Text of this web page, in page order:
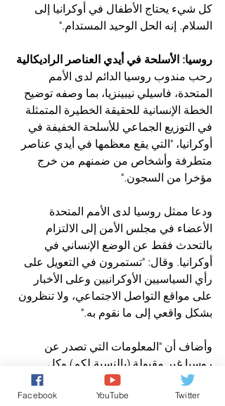
كل شيء يحتاج الأطفال في أوكرانيا إلى
السلام. إنه الحل الوحيد المستدام."
روسيا: الأسلحة في أيدي العناصر الراديكالية
رحب مندوب روسيا الدائم لدى الأمم
المتحدة، فاسيلي نيبينزيا، بما وصفه توضيح
الخطة الإنسانية للحقيقة الخطيرة المتمثلة
في التوزيع الجماعي للأسلحة الخفيفة في
أوكرانيا، "التي يقع معظمها في أيدي عناصر
متطرفة وأشخاص من ضمنهم من خرج
مؤخرا من السجون."
ودعا ممثل روسيا لدى الأمم المتحدة
الأعضاء في مجلس الأمن إلى الالتزام
بالتحدث فقط عن الوضع الإنساني في
أوكرانيا. وقال: "تستمرون في التعويل على
رأي السياسيين الأوكرانيين وعلى الأخبار
على مواقع التواصل الاجتماعي، ولا تنظرون
بشكل واقعي إلى ما نقوم به."
وأضاف أن "المعلومات التي تصدر عن
روسيا غير مقبولة (بالنسبة لكم) وكل
المعلومات التي تخالف تصوركم للأمور لا
يُسمح بنشرها."
Facebook YouTube Twitter